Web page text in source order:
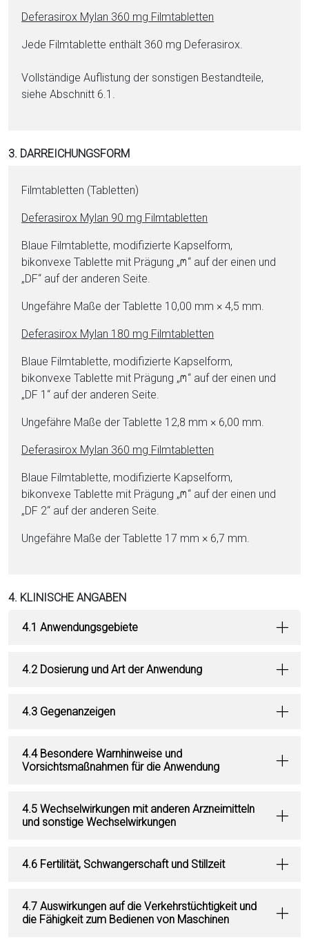
De­fe­ra­si­rox Mylan 360 mg Film­ta­blet­ten
Jede Film­ta­blet­te enthält 360 mg De­fe­ra­si­rox.
Vollständige Auflistung der sonstigen Be­stand­tei­le,
siehe Abschnitt 6.1.
3. DARREICHUNGSFORM
Film­ta­blet­ten (Ta­blet­ten)
De­fe­ra­si­rox Mylan 90 mg Film­ta­blet­ten
Blaue Film­ta­blet­te, mo­di­fi­zierte Kapselform,
bikonvexe Ta­blet­te mit Prägung „
“ auf der einen und
„DF“ auf der anderen Seite.
Ungefähre Maße der Ta­blet­te 10,00 mm × 4,5 mm.
De­fe­ra­si­rox Mylan 180 mg Film­ta­blet­ten
Blaue Film­ta­blet­te, mo­di­fi­zierte Kapselform,
bikonvexe Ta­blet­te mit Prägung „
“ auf der einen und
„DF 1“ auf der anderen Seite.
Ungefähre Maße der Ta­blet­te 12,8 mm × 6,00 mm.
De­fe­ra­si­rox Mylan 360 mg Film­ta­blet­ten
Blaue Film­ta­blet­te, mo­di­fi­zierte Kapselform,
bikonvexe Ta­blet­te mit Prägung „
“ auf der einen und
„DF 2“ auf der anderen Seite.
Ungefähre Maße der Ta­blet­te 17 mm × 6,7 mm.
4. KLINISCHE ANGABEN
4.1 Anwendungsgebiete
4.2 Dosierung und Art der Anwendung
4.3 Gegenanzeigen
4.4 Besondere Warnhinweise und
Vorsichtsmaßnahmen für die Anwendung
4.5 Wechselwirkungen mit anderen Arzneimitteln
und sonstige Wechselwirkungen
4.6 Fertilität, Schwangerschaft und Stillzeit
4.7 Auswirkungen auf die Verkehrstüchtigkeit und
die Fähigkeit zum Bedienen von Maschinen